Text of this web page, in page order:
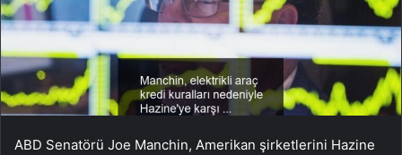
ABD Senatörü Joe Manchin, Amerikan şirketlerini Hazine